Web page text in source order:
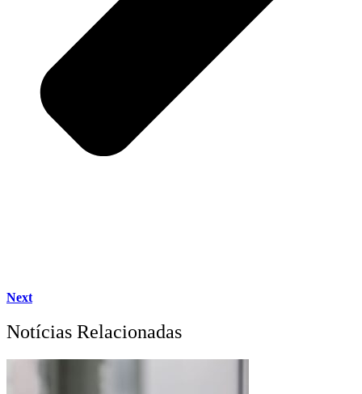
Next
Notícias Relacionadas